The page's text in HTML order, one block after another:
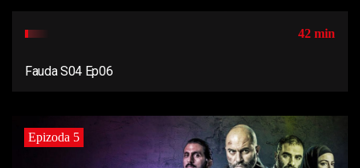
42 min
Fauda S04 Ep06
Epizoda 5